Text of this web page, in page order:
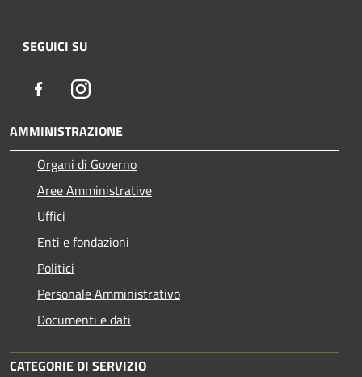
SEGUICI SU
FacebookInstagram
AMMINISTRAZIONE
Organi di Governo
Aree Amministrative
Uffici
Enti e fondazioni
Politici
Personale Amministrativo
Documenti e dati
CATEGORIE DI SERVIZIO